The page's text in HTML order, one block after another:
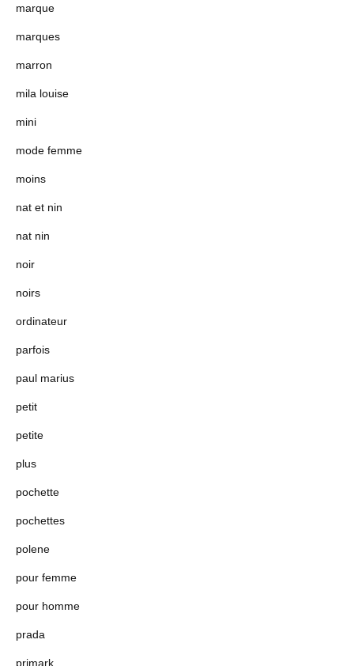
marque
marques
marron
mila louise
mini
mode femme
moins
nat et nin
nat nin
noir
noirs
ordinateur
parfois
paul marius
petit
petite
plus
pochette
pochettes
polene
pour femme
pour homme
prada
primark